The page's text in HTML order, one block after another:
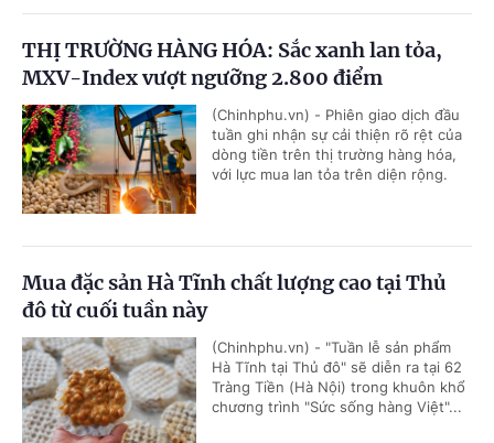
THỊ TRƯỜNG HÀNG HÓA: Sắc xanh lan tỏa,
MXV-Index vượt ngưỡng 2.800 điểm
(Chinhphu.vn) - Phiên giao dịch đầu
tuần ghi nhận sự cải thiện rõ rệt của
dòng tiền trên thị trường hàng hóa,
với lực mua lan tỏa trên diện rộng.
Mua đặc sản Hà Tĩnh chất lượng cao tại Thủ
đô từ cuối tuần này
(Chinhphu.vn) - "Tuần lễ sản phẩm
Hà Tĩnh tại Thủ đô" sẽ diễn ra tại 62
Tràng Tiền (Hà Nội) trong khuôn khổ
chương trình "Sức sống hàng Việt"...